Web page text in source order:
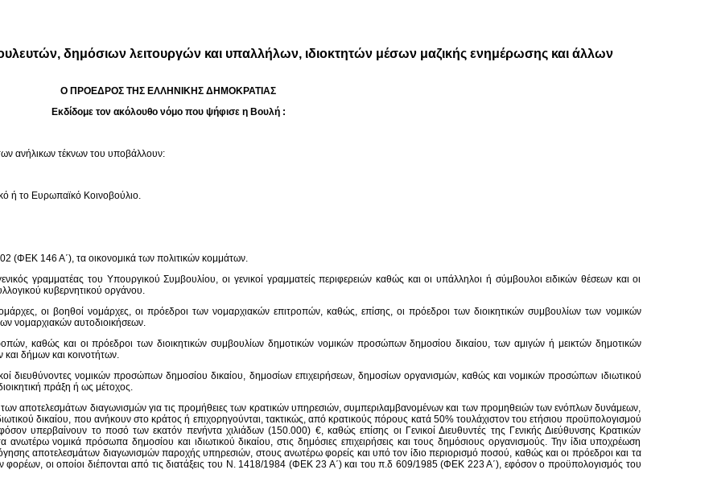
δημόσιων λειτουργών και υπαλλήλων, ιδιοκτητών μέσων μαζικής ενημέρωσης και άλλων
Ο ΠΡΟΕΔΡΟΣ ΤΗΣ ΕΛΛΗΝΙΚΗΣ ΔΗΜΟΚΡΑΤΙΑΣ
Εκδίδομε τον ακόλουθο νόμο που ψήφισε η Βουλή :
ανήλικων τέκνων του υποβάλλουν:
ή το Ευρωπαϊκό Κοινοβούλιο.
(ΦΕΚ 146 Α΄), τα οικονομικά των πολιτικών κομμάτων.
γραμματέας του Υπουργικού Συμβουλίου, οι γενικοί γραμματείς περιφερειών καθώς και οι υπάλληλοι ή σύμβουλοι ειδικών θέσεων και οι
κυβερνητικού οργάνου.
οι βοηθοί νομάρχες, οι πρόεδροι των νομαρχιακών επιτροπών, καθώς, επίσης, οι πρόεδροι των διοικητικών συμβουλίων των νομικών
νομαρχιακών αυτοδιοικήσεων.
καθώς και οι πρόεδροι των διοικητικών συμβουλίων δημοτικών νομικών προσώπων δημοσίου δικαίου, των αμιγών ή μεικτών δημοτικών
δήμων και κοινοτήτων.
διευθύνοντες νομικών προσώπων δημοσίου δικαίου, δημοσίων επιχειρήσεων, δημοσίων οργανισμών, καθώς και νομικών προσώπων ιδιωτικού
πράξη ή ως μέτοχος.
των αποτελεσμάτων διαγωνισμών για τις προμήθειες των κρατικών υπηρεσιών, συμπεριλαμβανομένων και των προμηθειών των ενόπλων δυνάμεων,
δικαίου, που ανήκουν στο κράτος ή επιχορηγούνται, τακτικώς, από κρατικούς πόρους κατά 50% τουλάχιστον του ετήσιου προϋπολογισμού
υπερβαίνουν το ποσό των εκατόν πενήντα χιλιάδων (150.000) €, καθώς επίσης οι Γενικοί Διευθυντές της Γενικής Διεύθυνσης Κρατικών
ανωτέρω νομικά πρόσωπα δημοσίου και ιδιωτικού δικαίου, στις δημόσιες επιχειρήσεις και τους δημόσιους οργανισμούς. Την ίδια υποχρέωση
αποτελεσμάτων διαγωνισμών παροχής υπηρεσιών, στους ανωτέρω φορείς και υπό τον ίδιο περιορισμό ποσού, καθώς και οι πρόεδροι και τα
φορέων, οι οποίοι διέπονται από τις διατάξεις του Ν. 1418/1984 (ΦΕΚ 23 Α΄) και του π.δ 609/1985 (ΦΕΚ 223 Α΄), εφόσον ο προϋπολογισμός του